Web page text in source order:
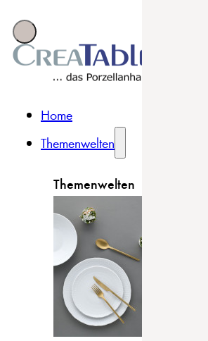
Home
Themenwelten
Themenwelten